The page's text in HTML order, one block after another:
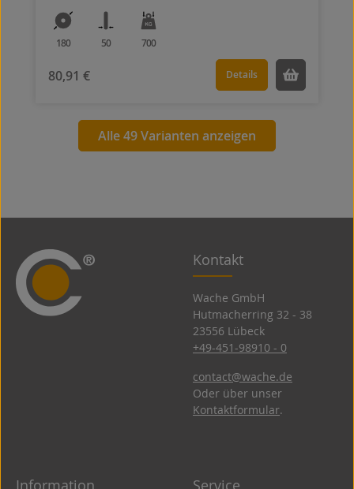
180 50 700
80,91 € Details
Alle 49 Varianten anzeigen
Kontakt
Wache GmbH
Hutmacherring 32 ­- 38
23556 Lübeck
+49-451-98910 - 0
contact@wache.de
Oder über unser
Kontaktformular.
Information Service